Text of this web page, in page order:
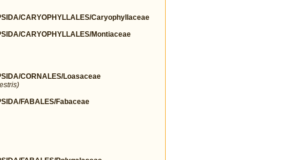
CARYOPHYLLALES/Caryophyllaceae
CARYOPHYLLALES/Montiaceae
CORNALES/Loasaceae
FABALES/Fabaceae